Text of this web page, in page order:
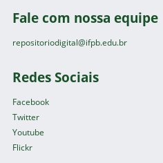
Fale com nossa equipe
repositoriodigital@ifpb.edu.br
Redes Sociais
Facebook
Twitter
Youtube
Flickr